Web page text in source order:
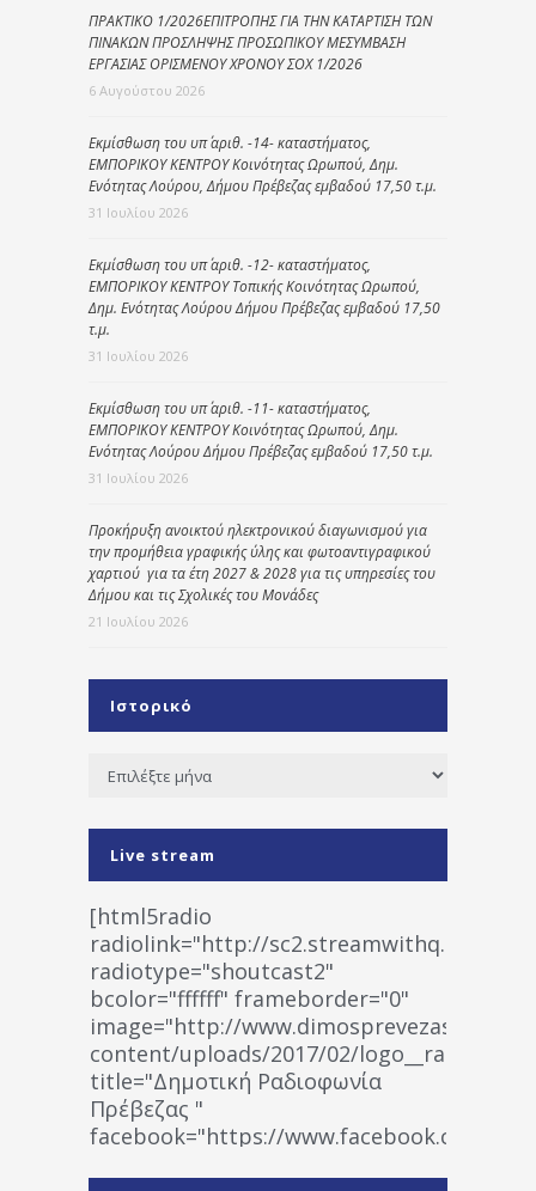
ΠΡΑΚΤΙΚΟ 1/2026ΕΠΙΤΡΟΠΗΣ ΓΙΑ ΤΗΝ ΚΑΤΑΡΤΙΣΗ ΤΩΝ
ΠΙΝΑΚΩΝ ΠΡΟΣΛΗΨΗΣ ΠΡΟΣΩΠΙΚΟΥ ΜΕΣΥΜΒΑΣΗ
ΕΡΓΑΣΙΑΣ ΟΡΙΣΜΕΝΟΥ ΧΡΟΝΟΥ ΣΟΧ 1/2026
6 Αυγούστου 2026
Εκμίσθωση του υπ΄ αριθ. -14- καταστήματος,
ΕΜΠΟΡΙΚΟΥ ΚΕΝΤΡΟΥ Κοινότητας Ωρωπού, Δημ.
Ενότητας Λούρου, Δήμου Πρέβεζας εμβαδού 17,50 τ.μ.
31 Ιουλίου 2026
Εκμίσθωση του υπ΄ αριθ. -12- καταστήματος,
ΕΜΠΟΡΙΚΟΥ ΚΕΝΤΡΟΥ Τοπικής Κοινότητας Ωρωπού,
Δημ. Ενότητας Λούρου Δήμου Πρέβεζας εμβαδού 17,50
τ.μ.
31 Ιουλίου 2026
Εκμίσθωση του υπ΄ αριθ. -11- καταστήματος,
ΕΜΠΟΡΙΚΟΥ ΚΕΝΤΡΟΥ Κοινότητας Ωρωπού, Δημ.
Ενότητας Λούρου Δήμου Πρέβεζας εμβαδού 17,50 τ.μ.
31 Ιουλίου 2026
Προκήρυξη ανοικτού ηλεκτρονικού διαγωνισμού για
την προμήθεια γραφικής ύλης και φωτοαντιγραφικού
χαρτιού για τα έτη 2027 & 2028 για τις υπηρεσίες του
Δήμου και τις Σχολικές του Μονάδες
21 Ιουλίου 2026
Ιστορικό
Ιστορικό
Live stream
[html5radio
radiolink="http://
radiotype="shoutcast2"
bcolor="ffffff" frameborder="0"
image="http://www.dimosprevezas.gr/wp-
content/uploads/2017/02/
title="Δημοτική Ραδιοφωνία
Πρέβεζας "
facebook="https://www.facebook.com/